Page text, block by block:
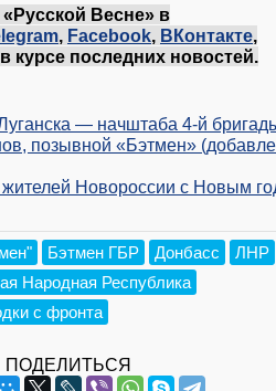
Весне» в
, Facebook, ВКонтакте,
курсе последних новостей.
— начштаба 4-й
позывной «Бэтмен»
Новороссии с Новым
Бэтмен ГБР Донбасс
ЛНР
Народная Республика
с фронта
ПОДЕЛИТЬСЯ